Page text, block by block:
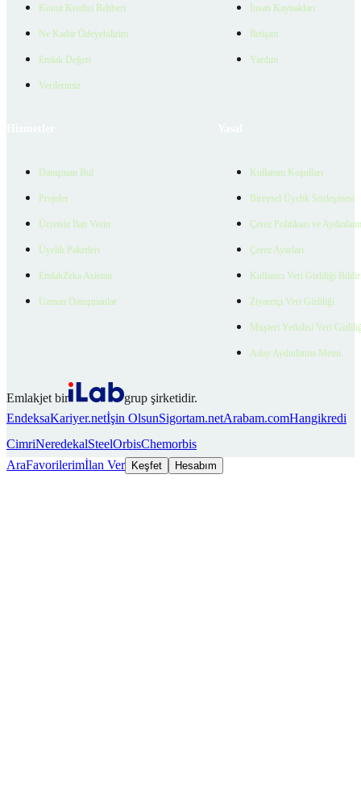
Konut Kredisi Rehberi
Ne Kadar Ödeyebilirim
Emlak Değeri
Verilerimiz
İnsan Kaynakları
İletişim
Yardım
Danışman Bul
Projeler
Ücretsiz İlan Verin
Üyelik Paketleri
EmlakZeka Asistan
Uzman Danışmanlar
Kullanım Koşulları
Bireysel Üyelik Sözleşmesi
Çerez Politikası ve
Çerez Ayarları
Kullanıcı Veri Gizliliği
Ziyaretçi Veri Gizliliği
Müşteri Yetkilisi Veri
Aday Aydınlatma Metni
Emlakjet bir
grup şirketidir.
EndeksaKariyer.netİşin OlsunSigortam.netArabam.comHangikredi
CimriNeredekalSteelOrbisChemorbis
AraFavorilerimİlan Ver Keşfet Hesabım